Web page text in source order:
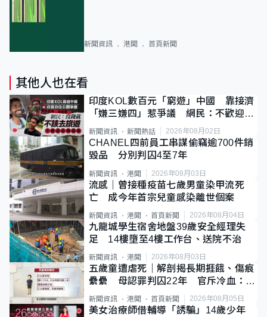
新聞資訊 港聞 首頁新聞
其他人也在看
印度KOL數百元「窮遊」中國 靠接濟
「嫌三嫌四」惹爭議 網民：不歡迎劣
質旅客
新聞資訊 新聞熱話 2026年08月02日
CHANEL四前員工串謀偷竊逾700件銷
毀品 分別判囚4至7年
新聞資訊 港聞 2026年08月03日
流感｜曾接種疫苗七歲男童染甲流死
亡 成今年首宗兒童感染離世個案
新聞資訊 港聞 首頁新聞 2026年08月04日
九龍城學生宿舍地盤39歲安全經理失
足 14樓墮至4樓工作台、送院不治
新聞資訊 港聞 2026年08月03日
五歲童遭虐死｜解剖揭長期捱餓、傷痕
纍纍 母認罪判囚22年 官斥冷血：同
類案最惡劣
新聞資訊 港聞 首頁新聞 2026年08月05日
美女治療師借輔導「誘騙」14歲少年